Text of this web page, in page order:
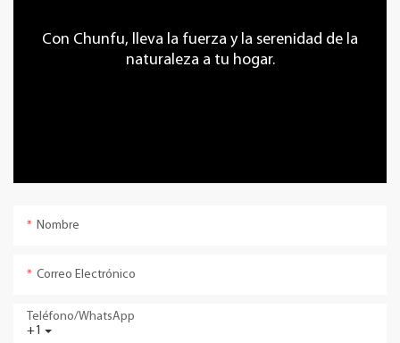
Con Chunfu, lleva la fuerza y ​​la serenidad de la
naturaleza a tu hogar.
Nombre
Correo Electrónico
+1
Teléfono/WhatsApp